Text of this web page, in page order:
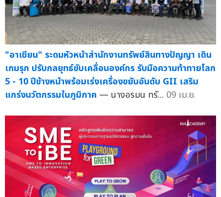
"อาเซียน" ระดมหัวหน้าสำนักงานทรัพย์สินทางปัญญา เดิน
เกมรุก ปรับกลยุทธ์ขับเคลื่อนองค์กร รับมือความท้าทายโลก
5 - 10 ปีข้างหน้าพร้อมเร่งเครื่องขยับอันดับ GII เสริม
แกร่งนวัตกรรมในภูมิภาค — นางอรมน ทรั... 09 เม.ย.